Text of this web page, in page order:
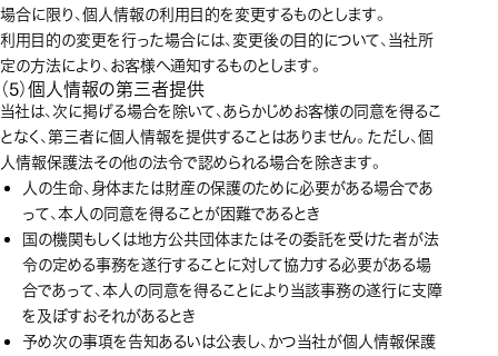
場合に限り、個人情報の利用目的を変更するものとします。
利用目的の変更を行った場合には、変更後の目的について、当社所
定の方法により、お客様へ通知するものとします。
（5）個人情報の第三者提供
当社は、次に掲げる場合を除いて、あらかじめお客様の同意を得るこ
となく、第三者に個人情報を提供することはありません。ただし、個
人情報保護法その他の法令で認められる場合を除きます。
人の生命、身体または財産の保護のために必要がある場合であ
って、本人の同意を得ることが困難であるとき
国の機関もしくは地方公共団体またはその委託を受けた者が法
令の定める事務を遂行することに対して協力する必要がある場
合であって、本人の同意を得ることにより当該事務の遂行に支障
を及ぼすおそれがあるとき
予め次の事項を告知あるいは公表し、かつ当社が個人情報保護